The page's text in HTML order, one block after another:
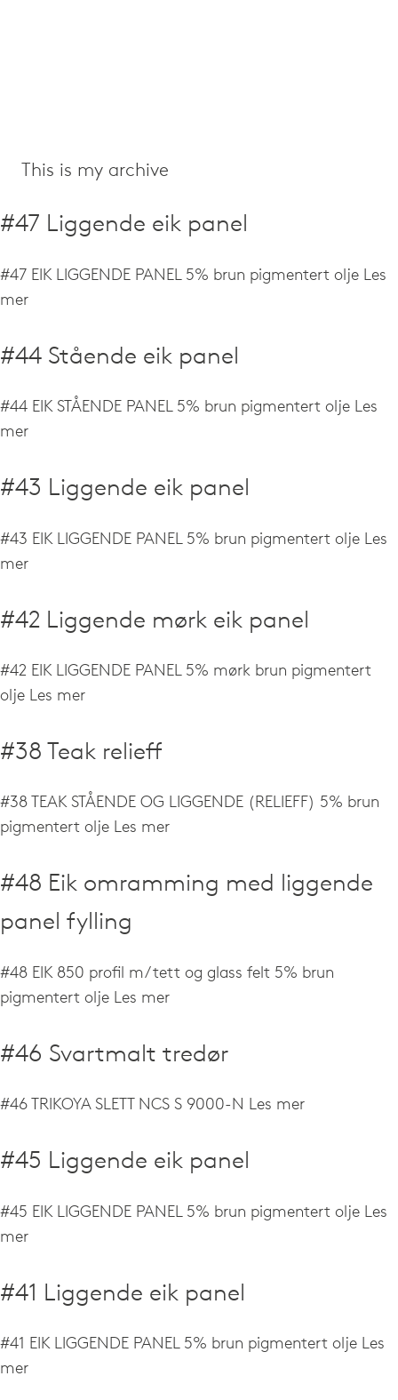
This is my archive
#47 Liggende eik panel
#47 EIK LIGGENDE PANEL 5% brun pigmentert olje Les
mer
#44 Stående eik panel
#44 EIK STÅENDE PANEL 5% brun pigmentert olje Les
mer
#43 Liggende eik panel
#43 EIK LIGGENDE PANEL 5% brun pigmentert olje Les
mer
#42 Liggende mørk eik panel
#42 EIK LIGGENDE PANEL 5% mørk brun pigmentert
olje Les mer
#38 Teak relieff
#38 TEAK STÅENDE OG LIGGENDE (RELIEFF) 5% brun
pigmentert olje Les mer
#48 Eik omramming med liggende
panel fylling
#48 EIK 850 profil m/ tett og glass felt 5% brun
pigmentert olje Les mer
#46 Svartmalt tredør
#46 TRIKOYA SLETT NCS S 9000-N Les mer
#45 Liggende eik panel
#45 EIK LIGGENDE PANEL 5% brun pigmentert olje Les
mer
#41 Liggende eik panel
#41 EIK LIGGENDE PANEL 5% brun pigmentert olje Les
mer